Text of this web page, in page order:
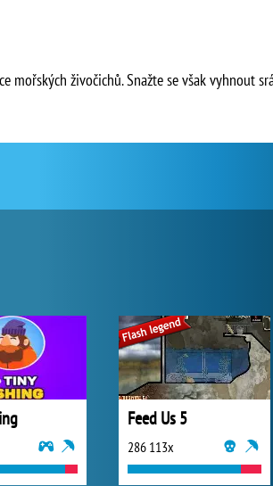
živočichů. Snažte se však vyhnout
Feed Us 5
286 113x